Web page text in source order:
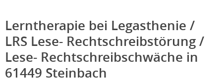
Lerntherapie bei Legasthenie /
LRS Lese- Rechtschreibstörung /
Lese- Rechtschreibschwäche in
61449 Steinbach